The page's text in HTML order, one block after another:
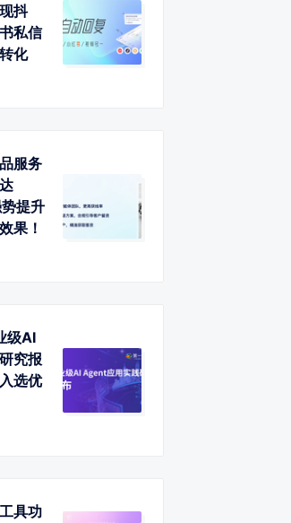
抖
私信
化
服务
提升
果！
级AI
究报
选优
具功